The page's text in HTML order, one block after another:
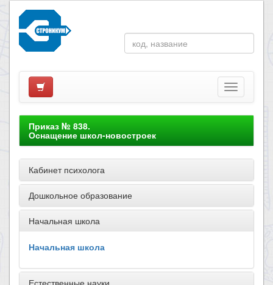
Приказ № 838.
Оснащение школ-новостроек
Кабинет психолога
Дошкольное образование
Начальная школа
Начальная школа
Естественные науки